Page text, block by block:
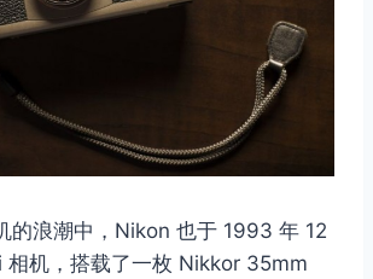
的浪潮中，Nikon 也于 1993 年 12
相机，搭载了一枚 Nikkor 35mm